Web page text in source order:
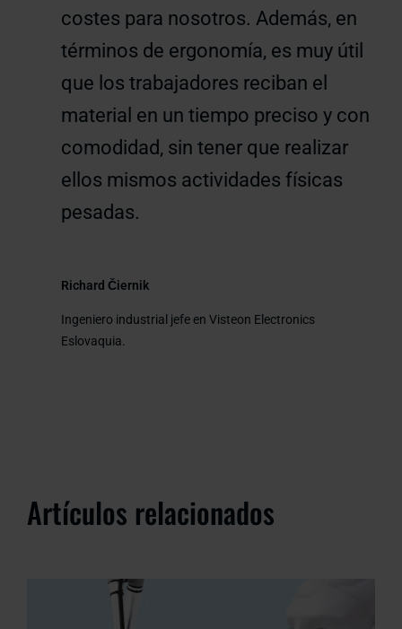
costes para nosotros. Además, en
términos de ergonomía, es muy útil
que los trabajadores reciban el
material en un tiempo preciso y con
comodidad, sin tener que realizar
ellos mismos actividades físicas
pesadas.
Richard Čiernik
Ingeniero industrial jefe en Visteon Electronics
Eslovaquia.
Artículos relacionados